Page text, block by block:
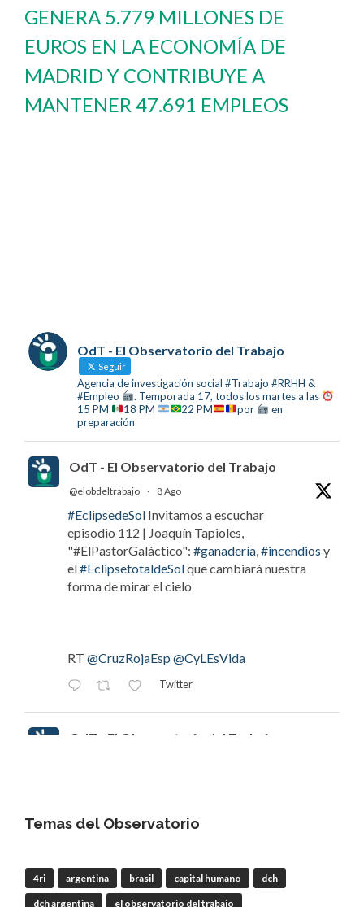
GENERA 5.779 MILLONES DE
EUROS EN LA ECONOMÍA DE
MADRID Y CONTRIBUYE A
MANTENER 47.691 EMPLEOS
OdT - El Observatorio del Trabajo
Seguir
Agencia de investigación social #Trabajo #RRHH &
#Empleo
. Temporada 17, todos los martes a las
15 PM
18 PM 22 PM por
en
preparación
OdT - El Observatorio del Trabajo
@elobdeltrabajo · 8 Ago
#EclipsedeSol Invitamos a escuchar
episodio 112 | Joaquín Tapioles,
"#ElPastorGaláctico": #ganadería #incendios y
el#EclipsetotaldeSolque cambiará nuestra
forma de mirar el cielo
RT @CruzRojaEsp @CyLEsVida
Twitter
OdT - El Observatorio del Trabajo
"#ElPastorGaláctico": ganadería, incendios y el
Temas del Observatorio
4ri argentina brasil capital humano dch
dch argentina el observatorio del trabajo